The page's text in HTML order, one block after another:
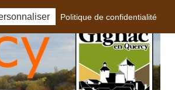
Politique de confidentialité